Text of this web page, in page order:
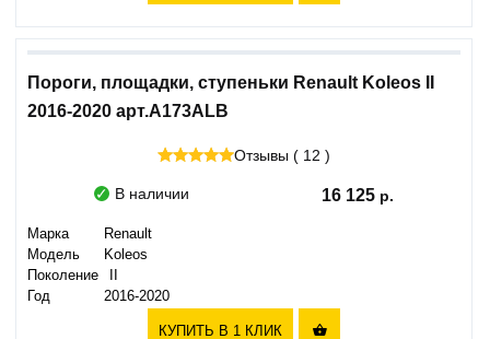
Пороги, площадки, ступеньки Renault Koleos II
2016-2020 арт.A173ALB
Отзывы ( 12 )
В наличии 16 125
Марка
Renault
Модель
Koleos
Поколение
Год
2016-2020
КУПИТЬ В 1 КЛИК 